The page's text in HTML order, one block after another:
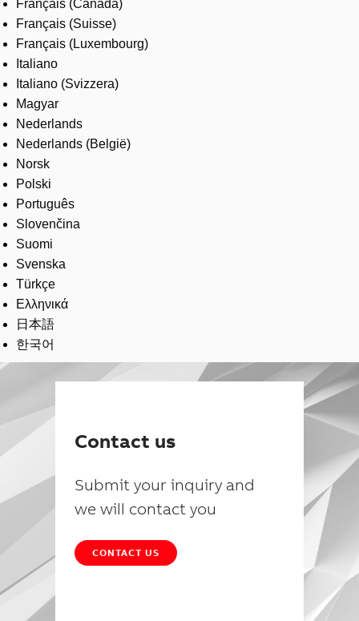
Français (Canada)
Français (Suisse)
Français (Luxembourg)
Italiano
Italiano (Svizzera)
Magyar
Nederlands
Nederlands (België)
Norsk
Polski
Português
Slovenčina
Suomi
Svenska
Türkçe
Ελληνικά
日本語
한국어
Contact us
Submit your inquiry and
we will contact you
CONTACT US